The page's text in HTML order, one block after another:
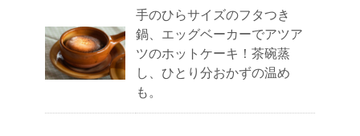
手のひらサイズのフタつき
鍋、エッグベーカーでアツア
ツのホットケーキ！茶碗蒸
し、ひとり分おかずの温め
も。